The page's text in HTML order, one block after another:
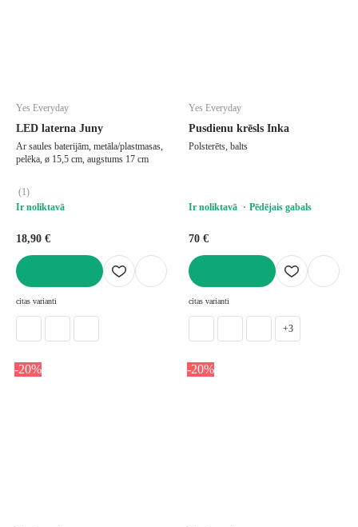
Yes Everyday
LED laterna Juny
Ar saules baterijām, metāla/plastmasas,
pelēka, ø 15,5 cm, augstums 17 cm
(1)
Ir noliktavā
18,90 €
citas varianti
Yes Everyday
Pusdienu krēsls Inka
Polsterēts, balts
Ir noliktavā Pēdējais gabals
70 €
citas varianti
+3
-20% -20%